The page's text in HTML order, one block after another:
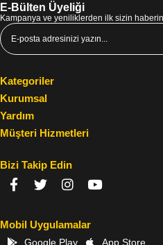
E-Bülten Üyeliği
Kampanya ve yeniliklerden ilk sizin
Kategoriler
Kurumsal
Yardım
Müşteri Hizmetleri
Bizi Takip Edin
Mobil Uygulamalar
Google Play App Store